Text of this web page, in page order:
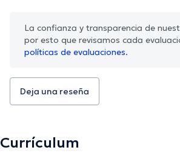
La confianza y transparencia de
por esto que revisamos cada
políticas de evaluaciones.
Deja una reseña
Currículum